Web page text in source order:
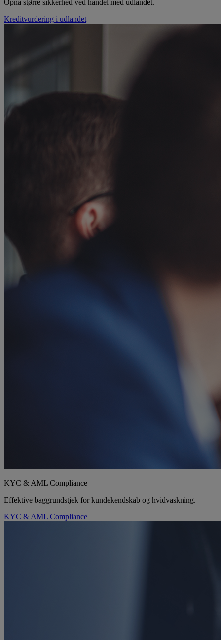
Opnå større sikkerhed ved handel med udlandet.
Kreditvurdering i udlandet
KYC & AML Compliance
Effektive baggrundstjek for kundekendskab og hvidvaskning.
KYC & AML Compliance